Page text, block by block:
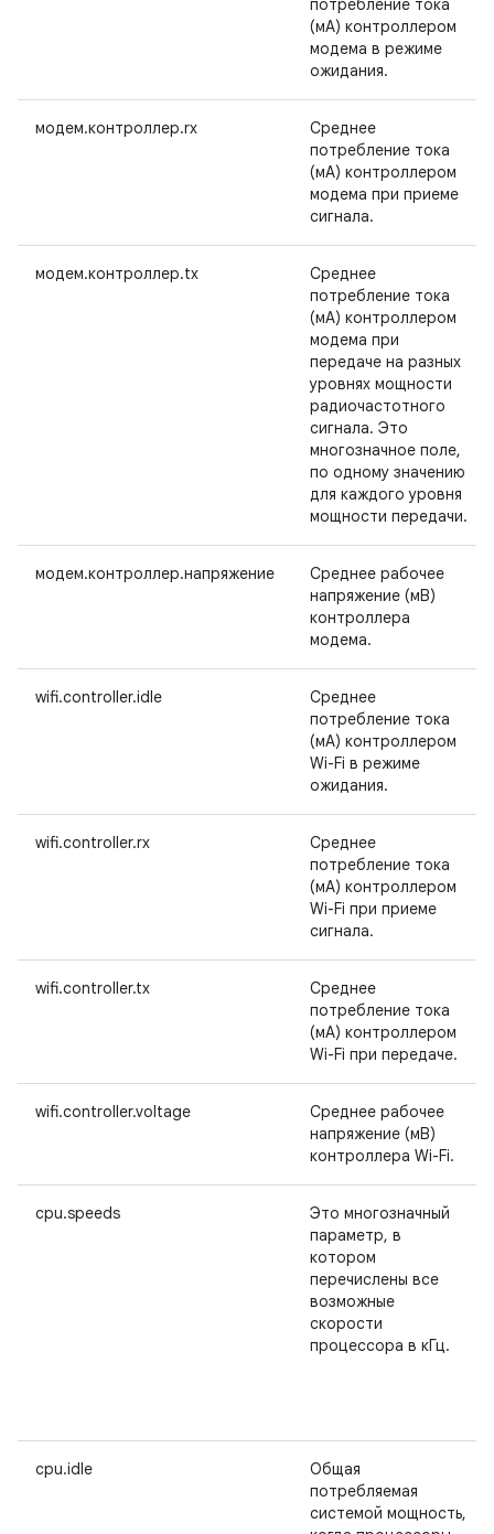
потребление тока
(мА) контроллером
модема в режиме
ожидания.
модем.контроллер.rx
Среднее
потребление тока
(мА) контроллером
модема при приеме
сигнала.
модем.контроллер.tx
Среднее
потребление тока
(мА) контроллером
модема при
передаче на разных
уровнях мощности
радиочастотного
сигнала. Это
многозначное поле,
по одному значению
для каждого уровня
мощности передачи.
модем.контроллер.напряжение
Среднее рабочее
напряжение (мВ)
контроллера
модема.
wifi.controller.idle
Среднее
потребление тока
(мА) контроллером
Wi-Fi в режиме
ожидания.
wifi.controller.rx
Среднее
потребление тока
(мА) контроллером
Wi-Fi при приеме
сигнала.
wifi.controller.tx
Среднее
потребление тока
(мА) контроллером
Wi-Fi при передаче.
wifi.controller.voltage
Среднее рабочее
напряжение (мВ)
контроллера Wi-Fi.
cpu.speeds
Это многозначный
параметр, в
котором
перечислены все
возможные
скорости
процессора в кГц.
cpu.idle
Общая
потребляемая
системой мощность,